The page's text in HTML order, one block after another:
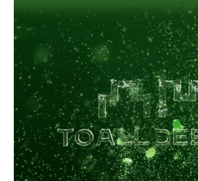
TOALL凸凹微信服务号